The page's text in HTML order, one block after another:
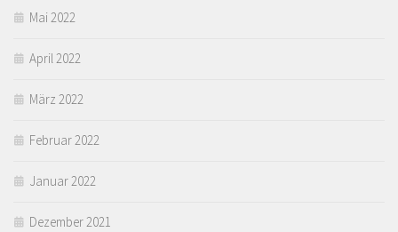
Mai 2022
April 2022
März 2022
Februar 2022
Januar 2022
Dezember 2021